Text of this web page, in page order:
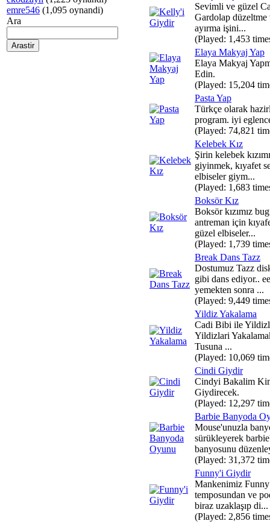
emre546 (1,095 oynandi)
Ara
Sevimli ve güzel
Gardolap düzeltme
ayırma işini...
(Played: 1,453
Elaya Makyaj Yap
Elaya Makyaj
Edin.
(Played: 15,204
Pasta Yap
Türkçe olarak
program. iyi
(Played: 74,821
Kelebek Kız
Şirin kelebek
giyinmek, kıyafet
elbiseler giym...
(Played: 1,683
Boksör Kız
Boksör kızımız
antreman için
güzel elbiseler...
(Played: 1,739
Break Dans Tazz
Dostumuz Tazz
gibi dans ediyor..
yemekten sonra ...
(Played: 9,449
Yildiz Yakalama
Cadi Bibi ile
Yildizlari
Tusuna ...
(Played: 10,069
Cindi Giydir
Cindyi Bakalim
Giydirecek.
(Played: 12,297
Barbie Banyoda
Mouse'unuzla
sürükleyerek
banyosunu
(Played: 31,372
Funny'i Giydir
Mankenimiz Funny
temposundan ve
biraz uzaklaşıp di...
(Played: 2,856